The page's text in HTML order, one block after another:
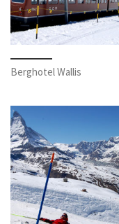
Berghotel Wallis